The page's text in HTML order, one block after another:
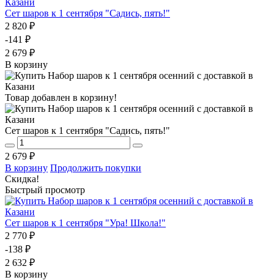
Сет шаров к 1 сентября "Садись, пять!"
2 820 ₽
-141 ₽
2 679 ₽
В корзину
Товар добавлен в корзину!
Сет шаров к 1 сентября "Садись, пять!"
2 679 ₽
В корзину Продолжить покупки
Скидка!
Быстрый просмотр
Сет шаров к 1 сентября "Ура! Школа!"
2 770 ₽
-138 ₽
2 632 ₽
В корзину